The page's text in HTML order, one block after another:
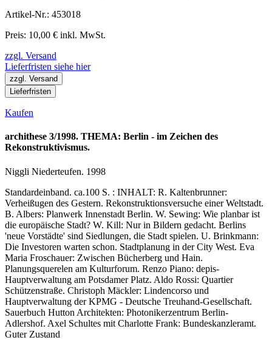
Artikel-Nr.: 453018
Preis: 10,00 € inkl. MwSt.
zzgl. Versand
Lieferfristen siehe hier
zzgl. Versand
Lieferfristen
Kaufen
archithese 3/1998. THEMA: Berlin - im Zeichen des
Rekonstruktivismus.
Niggli Niederteufen. 1998
Standardeinband. ca.100 S. : INHALT: R. Kaltenbrunner:
Verheißugen des Gestern. Rekonstruktionsversuche einer Weltstadt.
B. Albers: Planwerk Innenstadt Berlin. W. Sewing: Wie planbar ist
die europäische Stadt? W. Kill: Nur in Bildern gedacht. Berlins
'neue Vorstädte' sind Siedlungen, die Stadt spielen. U. Brinkmann:
Die Investoren warten schon. Stadtplanung in der City West. Eva
Maria Froschauer: Zwischen Bücherberg und Hain.
Planungsquerelen am Kulturforum. Renzo Piano: depis-
Hauptverwaltung am Potsdamer Platz. Aldo Rossi: Quartier
Schützenstraße. Christoph Mäckler: Lindencorso und
Hauptverwaltung der KPMG - Deutsche Treuhand-Gesellschaft.
Sauerbuch Hutton Architekten: Photonikerzentrum Berlin-
Adlershof. Axel Schultes mit Charlotte Frank: Bundeskanzleramt.
Guter Zustand